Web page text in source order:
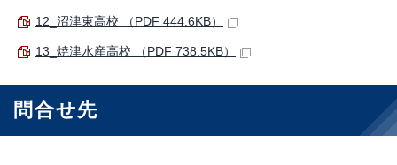
12_沼津東高校 （PDF 444.6KB）
13_焼津水産高校 （PDF 738.5KB）
問合せ先